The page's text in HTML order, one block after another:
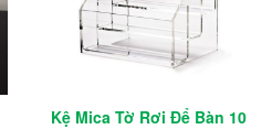
Kệ Mica Tờ Rơi Để Bàn 10